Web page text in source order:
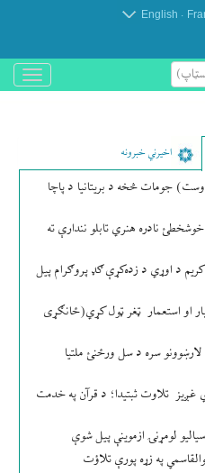
.
English
باز
و
اخیرني خبرونه
جومات څخه د بریتانیا د پاچا
نادره هنري تابلو نندارې ته
د اوړي د زده‌کړې ګډ پروګرام پیل
او استعمار ټغر ټول کړي(ځانګړی
سره د سل ورځنئ ملتیا
غږیز تلاوت ثبتیدا؛ د قرآن په خدمت
لومړنۍ ازموینې پیل شوې
په زړه پورې تلاؤت